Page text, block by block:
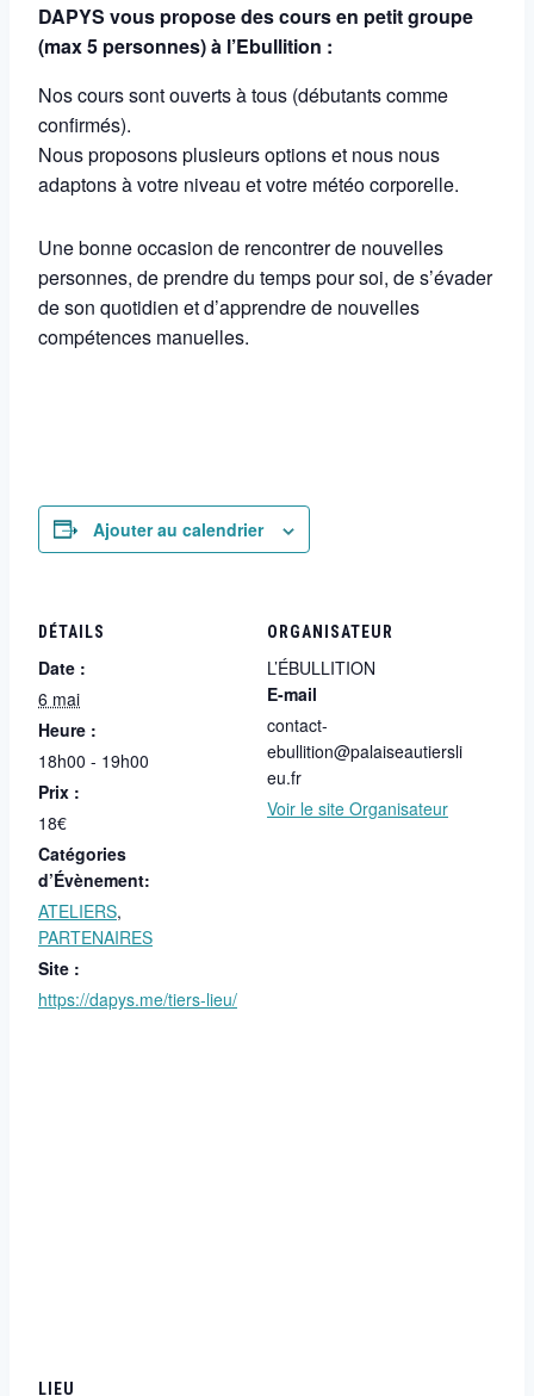
DAPYS vous propose des cours en petit groupe
(max 5 personnes) à l’Ebullition :
Nos cours sont ouverts à tous (débutants comme
confirmés).
Nous proposons plusieurs options et nous nous
adaptons à votre niveau et votre météo corporelle.
Une bonne occasion de rencontrer de nouvelles
personnes, de prendre du temps pour soi, de s’évader
de son quotidien et d’apprendre de nouvelles
compétences manuelles.
Ajouter au calendrier
DÉTAILS
Date :
6 mai
Heure :
18h00 - 19h00
Prix :
18€
Catégories
d’Évènement:
ATELIERS,
PARTENAIRES
Site :
https://dapys.me/tiers-lieu/
ORGANISATEUR
L’ÉBULLITION
E-mail
contact-
ebullition@palaiseautiersli
eu.fr
Voir le site Organisateur
LIEU